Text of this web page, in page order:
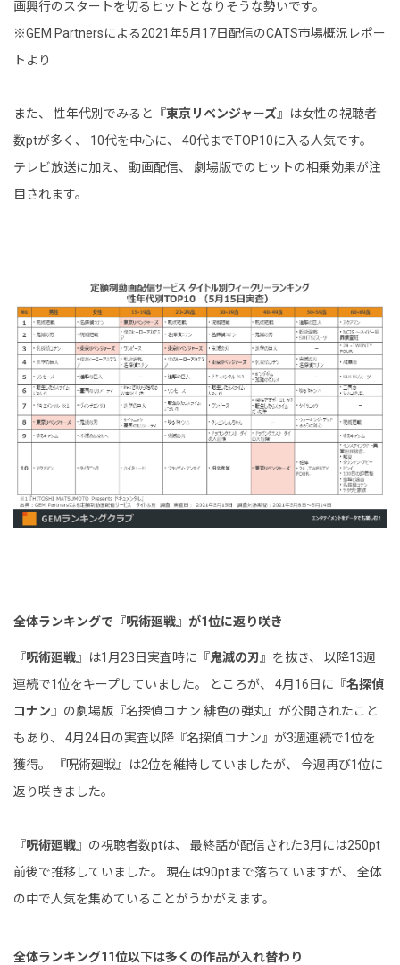
画興行のスタートを切るヒットとなりそうな勢いです。
※GEM Partnersによる2021年5月17日配信のCATS市場概況レポー
トより
また、 性年代別でみると『東京リベンジャーズ』は女性の視聴者
数ptが多く、 10代を中心に、 40代までTOP10に入る人気です。
テレビ放送に加え、 動画配信、 劇場版でのヒットの相乗効果が注
目されます。
全体ランキングで『呪術廻戦』が1位に返り咲き
『呪術廻戦』は1月23日実査時に『鬼滅の刃 』を抜き、 以降13週
連続で1位をキープしていました。 ところが、 4月16日に『名探偵
コナン 』の劇場版『名探偵コナン 緋色の弾丸』が公開されたこと
もあり、 4月24日の実査以降『名探偵コナン』が3週連続で1位を
獲得。 『呪術廻戦』は2位を維持していましたが、 今週再び1位に
返り咲きました。
『呪術廻戦』の視聴者数ptは、 最終話が配信された3月には250pt
前後で推移していました。 現在は90ptまで落ちていますが、 全体
の中で人気を集めていることがうかがえます。
全体ランキング11位以下は多くの作品が入れ替わり